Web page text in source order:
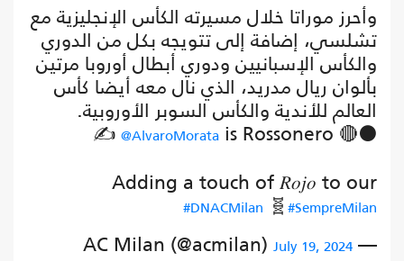
وأحرز موراتا خلال مسيرته الكأس الإنجليزية مع
تشلسي، إضافة إلى تتويجه بكل من الدوري
والكأس الإسبانيين ودوري أبطال أوروبا مرتين
بألوان ريال مدريد، الذي نال معه أيضا كأس
العالم للأندية والكأس السوبر الأوروبية.
✍ @AlvaroMorata is Rossonero 🔴⚫
Adding a touch of 𝑅𝑜𝑗𝑜 to our
#DNACMilan 🧬 #SempreMilan
— AC Milan (@acmilan)
July 19, 2024